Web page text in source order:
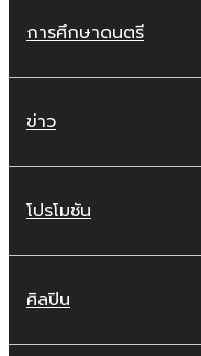
การศึกษาดนตรี
ข่าว
โปรโมชัน
ศิลปิน